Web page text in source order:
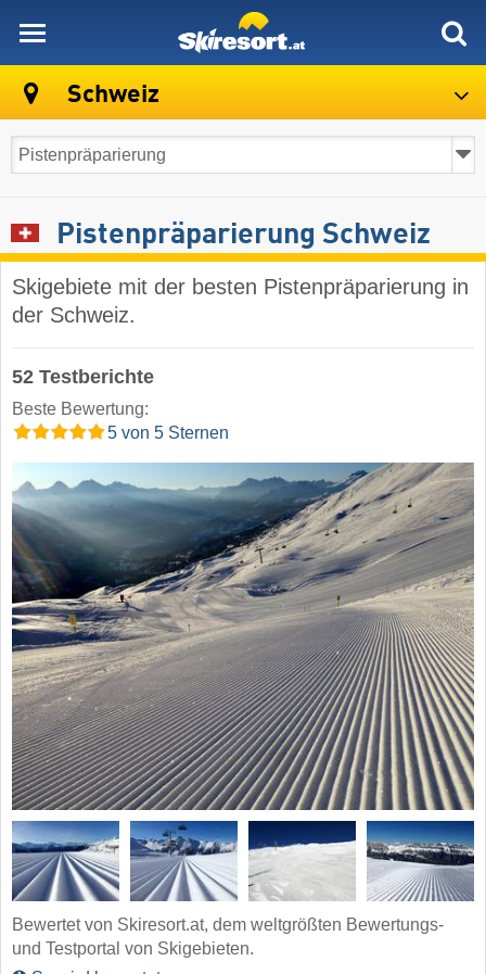
Schweiz
Pistenpräparierung Schweiz
Skigebiete mit der besten Pistenpräparierung in
der Schweiz.
52 Testberichte
Beste Bewertung:
5 von 5 Sternen
Bewertet von Skiresort.at, dem weltgrößten Bewertungs-
und Testportal von Skigebieten.